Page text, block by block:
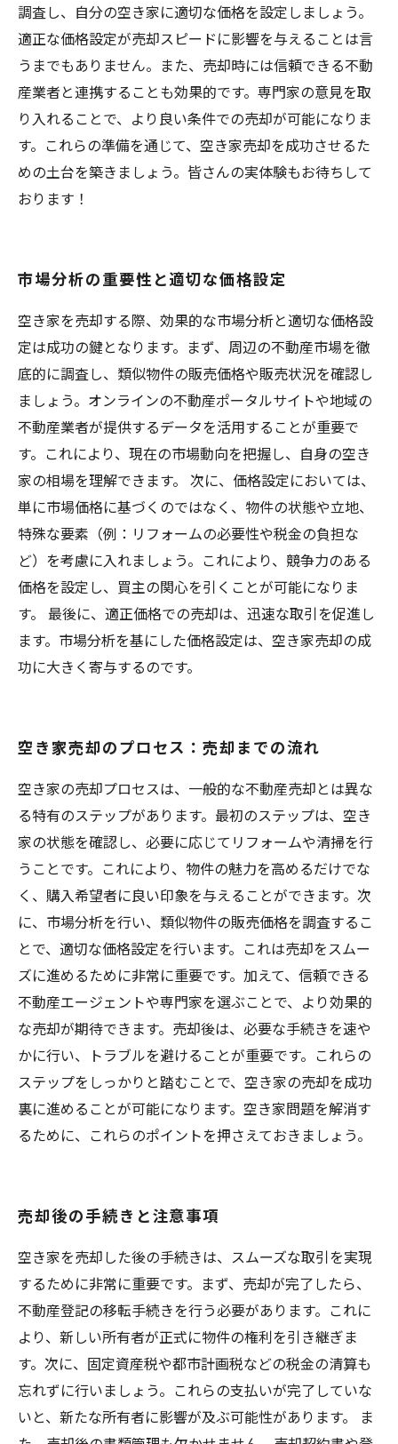
調査し、自分の空き家に適切な価格を設定しましょう。
適正な価格設定が売却スピードに影響を与えることは言
うまでもありません。また、売却時には信頼できる不動
産業者と連携することも効果的です。専門家の意見を取
り入れることで、より良い条件での売却が可能になりま
す。これらの準備を通じて、空き家売却を成功させるた
めの土台を築きましょう。皆さんの実体験もお待ちして
おります！
市場分析の重要性と適切な価格設定
空き家を売却する際、効果的な市場分析と適切な価格設
定は成功の鍵となります。まず、周辺の不動産市場を徹
底的に調査し、類似物件の販売価格や販売状況を確認し
ましょう。オンラインの不動産ポータルサイトや地域の
不動産業者が提供するデータを活用することが重要で
す。これにより、現在の市場動向を把握し、自身の空き
家の相場を理解できます。 次に、価格設定においては、
単に市場価格に基づくのではなく、物件の状態や立地、
特殊な要素（例：リフォームの必要性や税金の負担な
ど）を考慮に入れましょう。これにより、競争力のある
価格を設定し、買主の関心を引くことが可能になりま
す。 最後に、適正価格での売却は、迅速な取引を促進し
ます。市場分析を基にした価格設定は、空き家売却の成
功に大きく寄与するのです。
空き家売却のプロセス：売却までの流れ
空き家の売却プロセスは、一般的な不動産売却とは異な
る特有のステップがあります。最初のステップは、空き
家の状態を確認し、必要に応じてリフォームや清掃を行
うことです。これにより、物件の魅力を高めるだけでな
く、購入希望者に良い印象を与えることができます。次
に、市場分析を行い、類似物件の販売価格を調査するこ
とで、適切な価格設定を行います。これは売却をスムー
ズに進めるために非常に重要です。加えて、信頼できる
不動産エージェントや専門家を選ぶことで、より効果的
な売却が期待できます。売却後は、必要な手続きを速や
かに行い、トラブルを避けることが重要です。これらの
ステップをしっかりと踏むことで、空き家の売却を成功
裏に進めることが可能になります。空き家問題を解消す
るために、これらのポイントを押さえておきましょう。
売却後の手続きと注意事項
空き家を売却した後の手続きは、スムーズな取引を実現
するために非常に重要です。まず、売却が完了したら、
不動産登記の移転手続きを行う必要があります。これに
より、新しい所有者が正式に物件の権利を引き継ぎま
す。次に、固定資産税や都市計画税などの税金の清算も
忘れずに行いましょう。これらの支払いが完了していな
いと、新たな所有者に影響が及ぶ可能性があります。 ま